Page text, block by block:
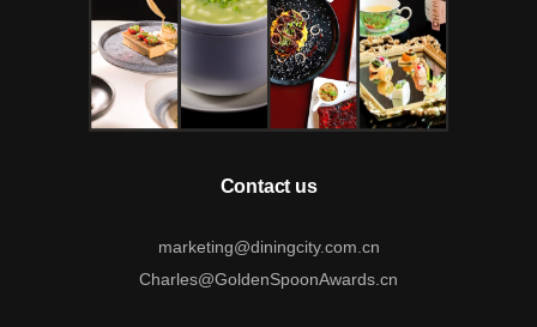
Contact us
marketing@diningcity.com.cn
Charles@GoldenSpoonAwards.cn